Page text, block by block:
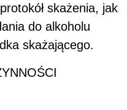
skażenia, jak
do alkoholu
skażającego.